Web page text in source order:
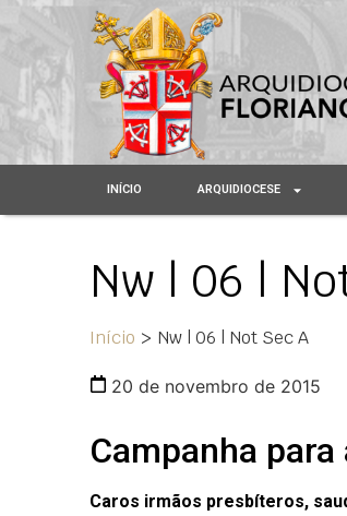
INÍCIO ARQUIDIOCESE
Nw | 06 |
Início > Nw | 06 | Not Sec A
20 de novembro de 2015
Campanha
Caros irmãos presbíteros,